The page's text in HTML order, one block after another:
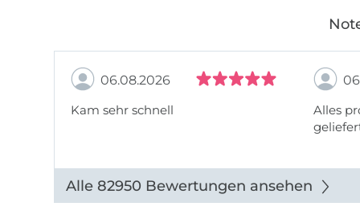
06.08.2026
Kam sehr schnell
Alles
Alle 82950 Bewertungen ansehen